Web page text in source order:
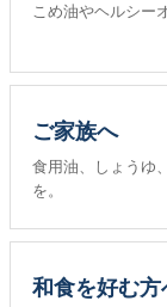
こめ油やヘルシー
ご家族へ
食用油、しょうゆ
を。
和食を好む方